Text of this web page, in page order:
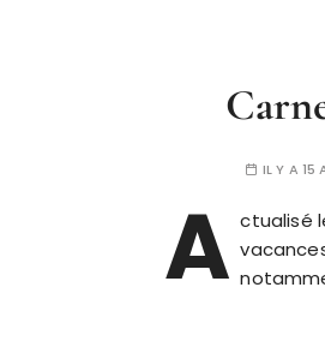
IL Y A 15
A ctualisé